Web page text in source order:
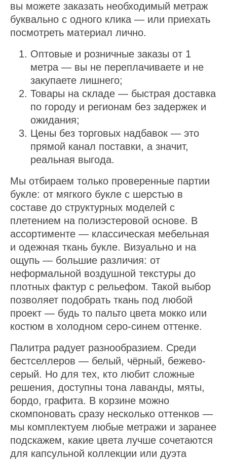
вы можете заказать необходимый метраж
буквально с одного клика — или приехать
посмотреть материал лично.
Оптовые и розничные заказы от 1
метра — вы не переплачиваете и не
закупаете лишнего;
Товары на складе — быстрая доставка
по городу и регионам без задержек и
ожидания;
Цены без торговых надбавок — это
прямой канал поставки, а значит,
реальная выгода.
Мы отбираем только проверенные партии
букле: от мягкого букле с шерстью в
составе до структурных моделей с
плетением на полиэстеровой основе. В
ассортименте — классическая мебельная
и одежная ткань букле. Визуально и на
ощупь — большие различия: от
неформальной воздушной текстуры до
плотных фактур с рельефом. Такой выбор
позволяет подобрать ткань под любой
проект — будь то пальто цвета мокко или
костюм в холодном серо-синем оттенке.
Палитра радует разнообразием. Среди
бестселлеров — белый, чёрный, бежево-
серый. Но для тех, кто любит сложные
решения, доступны тона лаванды, мяты,
бордо, графита. В корзине можно
скомпоновать сразу несколько оттенков —
мы комплектуем любые метражи и заранее
подскажем, какие цвета лучше сочетаются
для капсульной коллекции или дуэта